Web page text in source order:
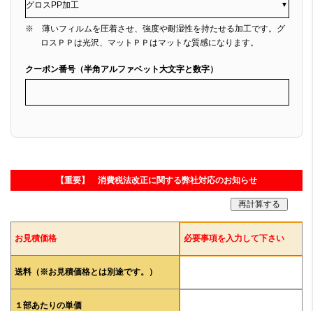
▼
※ 薄いフィルムを圧着させ、強度や耐湿性を持たせる加工です。グ
ロスＰＰは光沢、マットＰＰはマットな質感になります。
クーポン番号（半角アルファベット大文字と数字）
【重要】 消費税法改正に関する弊社対応のお知らせ
お見積価格 必要事項を入力して下さい
送料（※お見積価格とは別途です。）
１部あたりの単価